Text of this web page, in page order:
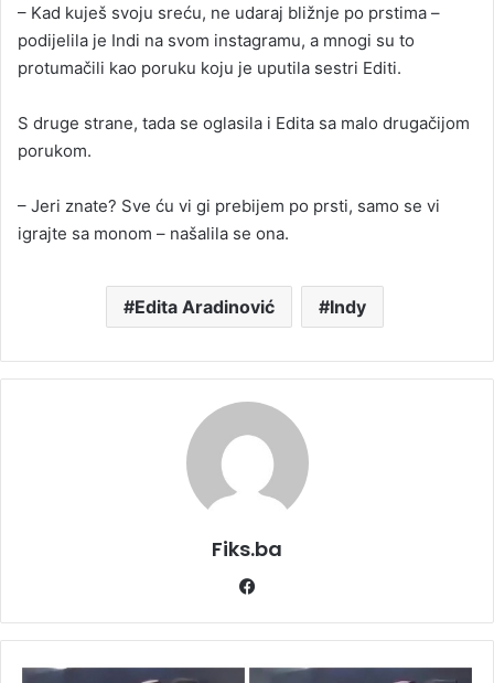
– Kad kuješ svoju sreću, ne udaraj bližnje po prstima –
podijelila je Indi na svom instagramu, a mnogi su to
protumačili kao poruku koju je uputila sestri Editi.
S druge strane, tada se oglasila i Edita sa malo drugačijom
porukom.
– Jeri znate? Sve ću vi gi prebijem po prsti, samo se vi
igrajte sa monom – našalila se ona.
Edita Aradinović Indy
Fiks.ba
Robot